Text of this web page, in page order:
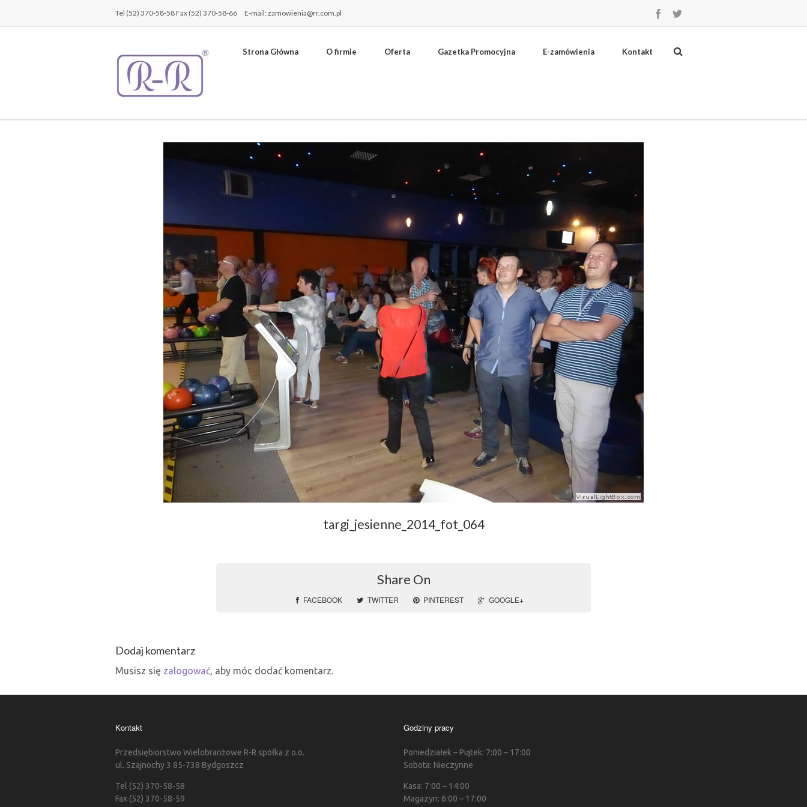
Tel (52) 370-58-58 Fax (52) 370-58-66 E-mail: zamowienia@rr.com.pl
Strona Główna O firmie Oferta Gazetka Promocyjna E-zamówienia Kontakt
targi_jesienne_2014_fot_064
Share On
FACEBOOK TWITTER PINTEREST GOOGLE+
Dodaj komentarz
Musisz się zalogować, aby móc dodać komentarz.
Kontakt
Przedsiębiorstwo Wielobranżowe R-R spółka z o.o.
ul. Szajnochy 3 85-738 Bydgoszcz
Tel (52) 370-58-58
Fax (52) 370-58-59
Godziny pracy
Poniedziałek – Piątek: 7:00 – 17:00
Sobota: Nieczynne
Kasa: 7:00 – 14:00
Magazyn: 6:00 – 17:00